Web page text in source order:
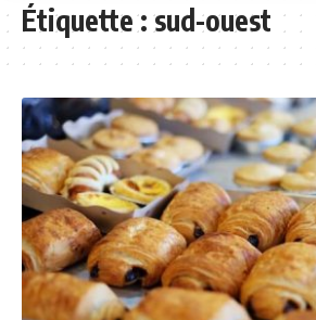
Étiquette :sud-ouest